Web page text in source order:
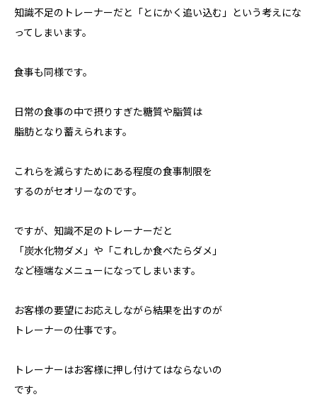
知識不足のトレーナーだと「とにかく追い込む」という考えにな
ってしまいます。
食事も同様です。
日常の食事の中で摂りすぎた糖質や脂質は
脂肪となり蓄えられます。
これらを減らすためにある程度の食事制限を
するのがセオリーなのです。
ですが、知識不足のトレーナーだと
「炭水化物ダメ」や「これしか食べたらダメ」
など極端なメニューになってしまいます。
お客様の要望にお応えしながら結果を出すのが
トレーナーの仕事です。
トレーナーはお客様に押し付けてはならないの
です。